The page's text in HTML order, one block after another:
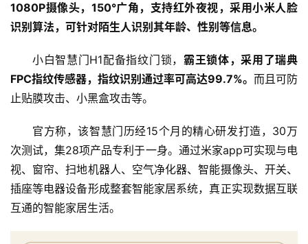
入
户
门
1080P摄像头，150°广角，支持红外夜视，采用小米人脸
识别算法，可针对陌生人识别其年龄、性别等信息。
小白智慧门H1配备指纹门锁， 霸王锁体，采用了瑞典
FPC指纹传感器，指纹识别通过率可高达99.7%。 而且可防
止贴膜攻击、小黑盒攻击等。
官方称，该智慧门历经15个月的精心研发打造，30万
次测试，集28项产品专利于一身。通过米家app可实现与电
视、窗帘、扫地机器人、空气净化器、智能摄像头、开关、
插座等电器设备形成整套智能家居系统，真正实现数据互联
互通的智能家居生活。